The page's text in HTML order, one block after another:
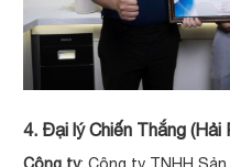
4. Đại lý Chiến Thắng (Hải